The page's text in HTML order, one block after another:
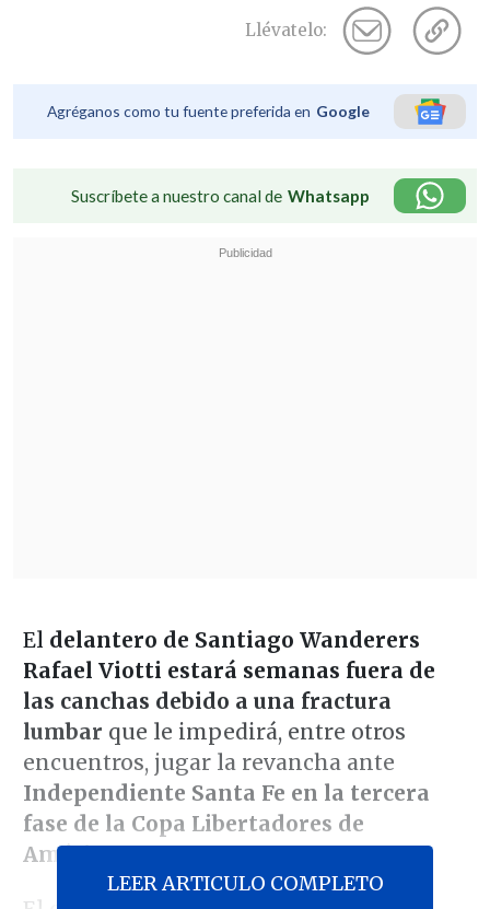
Llévatelo:
Agréganos como tu fuente preferida en Google
Suscríbete a nuestro canal de Whatsapp
El delantero de Santiago Wanderers
Rafael Viotti estará semanas fuera de
las canchas debido a una fractura
lumbar que le impedirá, entre otros
encuentros, jugar la revancha ante
Independiente Santa Fe en la tercera
fase de la Copa Libertadores de
América.
LEER ARTICULO COMPLETO